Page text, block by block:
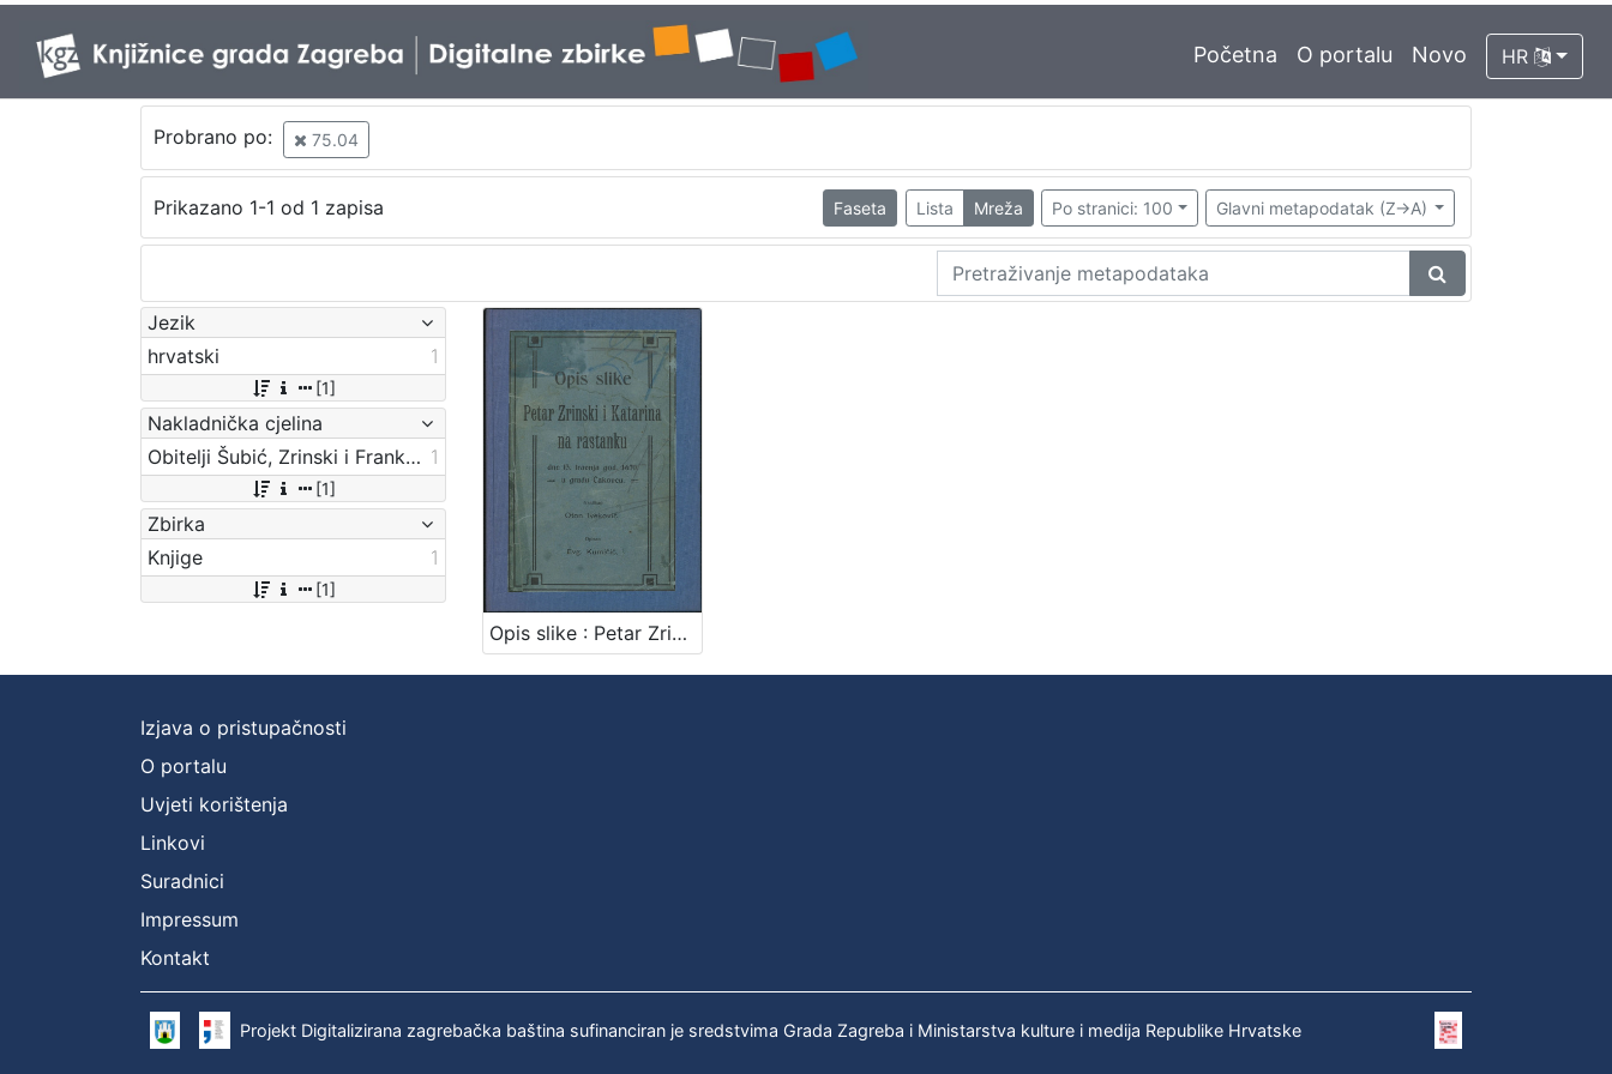
Početna O portalu Novo HR
Probrano po: 75.04
Prikazano 1-1 od 1 zapisa Faseta Lista Mreža Po stranici: 100 Glavni metapodatak (Z->A)
Jezik
hrvatski
1
[1]
Nakladnička cjelina
Obitelji Šubić, Zrinski i Frankopan 1
[1]
Zbirka
Knjige
1
[1]
Opis slike : Petar Zrinski i Katarina na razstanku dne 13. travnja god[ine] 1670. u gradu Čakovcu / naslikao Oton Iveković ; opisao Evg. Kumičić
Izjava o pristupačnosti
O portalu
Uvjeti korištenja
Linkovi
Suradnici
Impressum
Kontakt
Projekt Digitalizirana zagrebačka baština sufinanciran je sredstvima Grada Zagreba i Ministarstva kulture i medija Republike Hrvatske